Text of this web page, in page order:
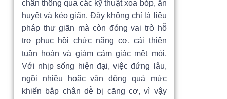
chân thông qua các kỹ thuật xoa bóp, ấn
huyệt và kéo giãn. Đây không chỉ là liệu
pháp thư giãn mà còn đóng vai trò hỗ
trợ phục hồi chức năng cơ, cải thiện
tuần hoàn và giảm cảm giác mệt mỏi.
Với nhịp sống hiện đại, việc đứng lâu,
ngồi nhiều hoặc vận động quá mức
khiến bắp chân dễ bị căng cơ, vì vậy